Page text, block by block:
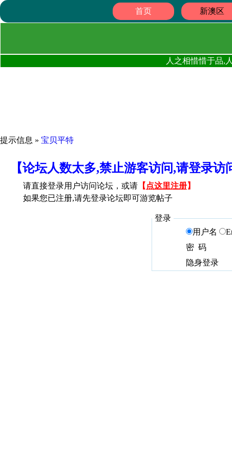
首页 新澳区
人之相惜惜于品,
提示信息 » 宝贝平特
【论坛人数太多,禁止游客访问,请登录
请直接登录用户访问论坛，或请 【 点这里注册】
如果您已注册,请先登录论坛即可游览帖子
登录
用户名
密 码
隐身登录